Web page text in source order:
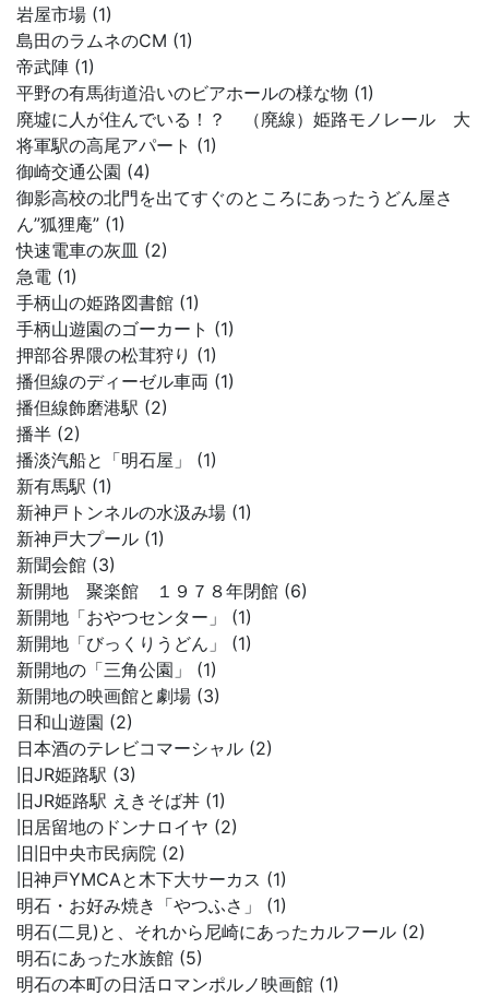
岩屋市場 (1)
島田のラムネのCM (1)
帝武陣 (1)
平野の有馬街道沿いのビアホールの様な物 (1)
廃墟に人が住んでいる！？ （廃線）姫路モノレール 大
将軍駅の高尾アパート (1)
御崎交通公園 (4)
御影高校の北門を出てすぐのところにあったうどん屋さ
ん”狐狸庵” (1)
快速電車の灰皿 (2)
急電 (1)
手柄山の姫路図書館 (1)
手柄山遊園のゴーカート (1)
押部谷界隈の松茸狩り (1)
播但線のディーゼル車両 (1)
播但線飾磨港駅 (2)
播半 (2)
播淡汽船と「明石屋」 (1)
新有馬駅 (1)
新神戸トンネルの水汲み場 (1)
新神戸大プール (1)
新聞会館 (3)
新開地 聚楽館 １９７８年閉館 (6)
新開地「おやつセンター」 (1)
新開地「びっくりうどん」 (1)
新開地の「三角公園」 (1)
新開地の映画館と劇場 (3)
日和山遊園 (2)
日本酒のテレビコマーシャル (2)
旧JR姫路駅 (3)
旧JR姫路駅 えきそば丼 (1)
旧居留地のドンナロイヤ (2)
旧旧中央市民病院 (2)
旧神戸YMCAと木下大サーカス (1)
明石・お好み焼き「やつふさ」 (1)
明石(二見)と、それから尼崎にあったカルフール (2)
明石にあった水族館 (5)
明石の本町の日活ロマンポルノ映画館 (1)